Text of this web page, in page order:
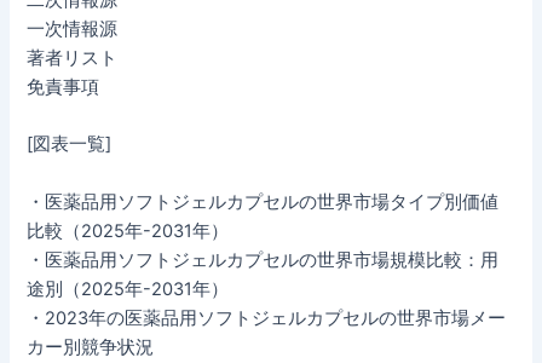
一次情報源
著者リスト
免責事項
[図表一覧]
・医薬品用ソフトジェルカプセルの世界市場タイプ別価値
比較（2025年-2031年）
・医薬品用ソフトジェルカプセルの世界市場規模比較：用
途別（2025年-2031年）
・2023年の医薬品用ソフトジェルカプセルの世界市場メー
カー別競争状況